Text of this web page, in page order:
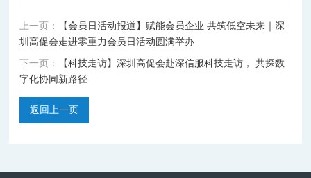
上一页：
【会员日活动报道】赋能会员企业 共筑低空未来｜深
圳高促会走进零重力会员日活动圆满举办
下一页：
【科技走访】深圳高促会赴深信服科技走访， 共探数
字化协同新路径
返回上一页